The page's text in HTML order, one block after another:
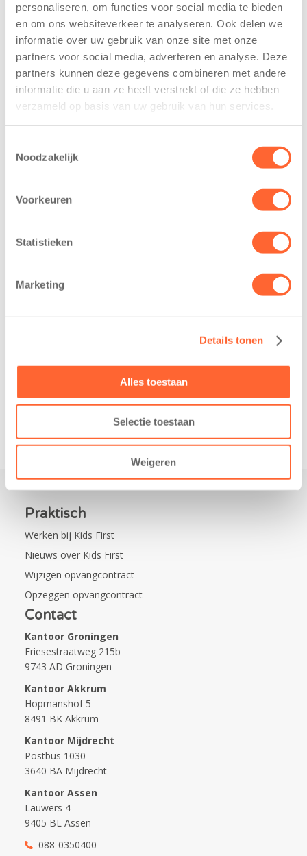
personaliseren, om functies voor social media te bieden
en om ons websiteverkeer te analyseren. Ook delen we
informatie over uw gebruik van onze site met onze
partners voor social media, adverteren en analyse. Deze
partners kunnen deze gegevens combineren met andere
informatie die u aan ze heeft verstrekt of die ze hebben
verzameld op basis van uw gebruik van hun services.
Noodzakelijk
Voorkeuren
Statistieken
Marketing
Details tonen
Alles toestaan
Selectie toestaan
Weigeren
Kids First
tekent
koopcontract
voor nieuw
kindcentrum in
Leeuwarden
11 juni 2026
belangrijke stap
realisatie van een
nieuw
Na…
Kids First
nieuwe
naamsponsor
van de Mini 4
Mijl tijdens de
van Groningen
deelnemers van
Noord-Nederland
namelijk de
nieuwe
naamsponsor
van…
Praktisch
Werken bij Kids First
Nieuws over Kids First
Wijzigen opvangcontract
Opzeggen opvangcontract
Contact
Kantoor Groningen
Friesestraatweg 215b
9743 AD Groningen
Kantoor Akkrum
Hopmanshof 5
8491 BK Akkrum
Kantoor Mijdrecht
Postbus 1030
3640 BA Mijdrecht
Kantoor Assen
Lauwers 4
9405 BL Assen
088-0350400